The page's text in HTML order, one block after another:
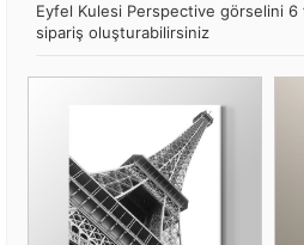
Eyfel Kulesi Perspective görselini 6
sipariş oluşturabilirsiniz